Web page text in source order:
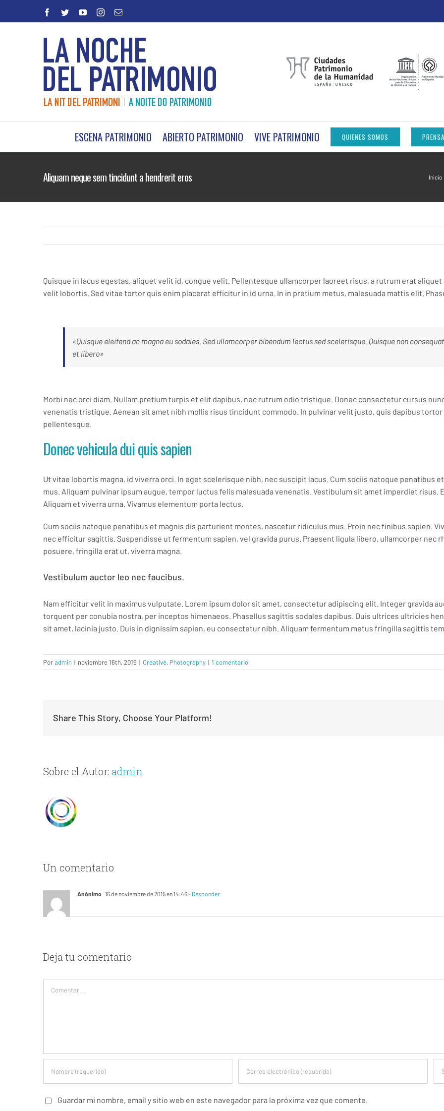
facebook
twitteryoutubeinstagramCorreo
ESCENA PATRIMONIO ABIERTO PATRIMONIO VIVE PATRIMONIO QUIENES SOMOS PRENSA
Aliquam neque sem tincidunt a hendrerit eros Inicio
Quisque in lacus egestas, aliquet velit id, congue velit. Pellentesque ullamcorper laoreet risus, a rutrum erat
velit lobortis. Sed vitae tortor quis enim placerat efficitur in id urna. In in pretium metus, malesuada mattis elit.
«Quisque eleifend ac magna eu sodales. Sed ullamcorper bibendum lectus sed scelerisque. Quisque non
et libero»
Morbi nec orci diam. Nullam pretium turpis et elit dapibus, nec rutrum odio tristique. Donec consectetur cursus
venenatis tristique. Aenean sit amet nibh mollis risus tincidunt commodo. In pulvinar velit justo, quis dapibus
pellentesque.
Donec vehicula dui quis sapien
Ut vitae lobortis magna, id viverra orci. In eget scelerisque nibh, nec suscipit lacus. Cum sociis natoque penatibus
mus. Aliquam pulvinar ipsum augue, tempor luctus felis malesuada venenatis. Vestibulum sit amet imperdiet risus.
Aliquam et viverra urna. Vivamus elementum porta lectus.
Cum sociis natoque penatibus et magnis dis parturient montes, nascetur ridiculus mus. Proin nec finibus sapien.
nec efficitur sagittis. Suspendisse ut fermentum sapien, vel gravida purus. Praesent ligula libero, ullamcorper nec
posuere, fringilla erat ut, viverra magna.
Vestibulum auctor leo nec faucibus.
Nam efficitur velit in maximus vulputate. Lorem ipsum dolor sit amet, consectetur adipiscing elit. Integer gravida
torquent per conubia nostra, per inceptos himenaeos. Phasellus sagittis sodales dapibus. Duis ultrices ultricies
sit amet, lacinia justo. Duis in dignissim sapien, eu consectetur nibh. Aliquam fermentum metus fringilla sagittis
Poradmin | noviembre 16th, 2015 | Creative, Photography | 1 comentario
Share This Story, Choose Your Platform!
Sobre el Autor: admin
Un comentario
Anónimo 16 de noviembre de 2015 en 14:46- Responder
Deja tu comentario
Guardar mi nombre, email y sitio web en este navegador para la próxima vez que comente.